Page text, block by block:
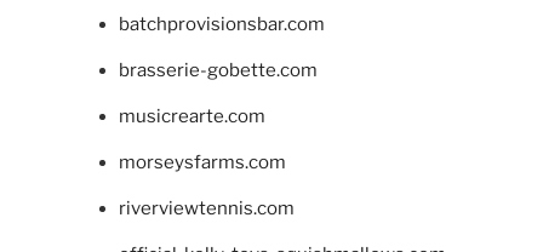
batchprovisionsbar.com
brasserie-gobette.com
musicrearte.com
morseysfarms.com
riverviewtennis.com